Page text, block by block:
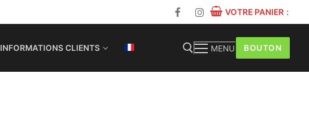
VOTRE PANIER :
INFORMATIONS CLIENTS MENU BOUTON